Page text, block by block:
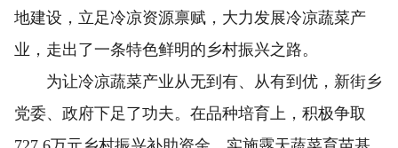
地建设，立足冷凉资源禀赋，大力发展冷凉蔬菜产
业，走出了一条特色鲜明的乡村振兴之路。
为让冷凉蔬菜产业从无到有、从有到优，新街乡
党委、政府下足了功夫。在品种培育上，积极争取